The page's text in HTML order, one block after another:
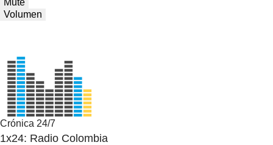
Volumen
Crónica 24/7
1x24: Radio Colombia